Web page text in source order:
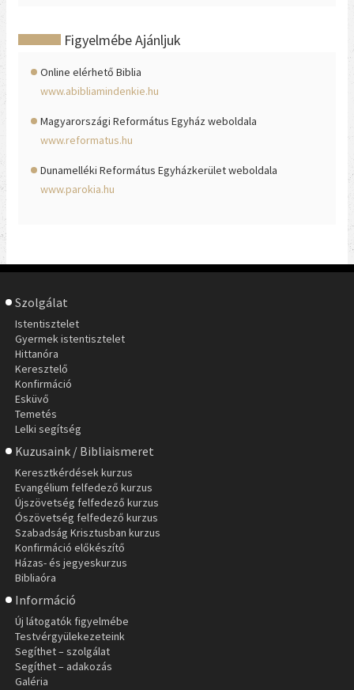
Figyelmébe Ajánljuk
Online elérhető Biblia
www.abibliamindenkie.hu
Magyarországi Református Egyház weboldala
www.reformatus.hu
Dunamelléki Református Egyházkerület weboldala
www.parokia.hu
Szolgálat
Istentisztelet
Gyermek istentisztelet
Hittanóra
Keresztelő
Konfirmáció
Esküvő
Temetés
Lelki segítség
Kuzusaink / Bibliaismeret
Keresztkérdések kurzus
Evangélium felfedező kurzus
Újszövetség felfedező kurzus
Ószövetség felfedező kurzus
Szabadság Krisztusban kurzus
Konfirmáció előkészítő
Házas- és jegyeskurzus
Bibliaóra
Információ
Új látogatók figyelmébe
Testvérgyülekezeteink
Segíthet – szolgálat
Segíthet – adakozás
Galéria